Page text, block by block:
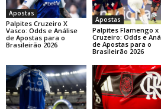
Apostas
Palpites Cruzeiro X
Vasco: Odds e Análise
de Apostas para o
Brasileirão 2026
Apostas
Palpites Flamengo x
Cruzeiro: Odds e
de Apostas para o
Brasileirão 2026